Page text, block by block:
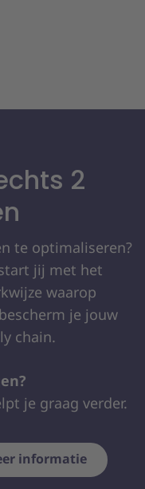
2
te optimaliseren?
jij met het
waarop
je jouw
chain.
je graag verder.
informatie